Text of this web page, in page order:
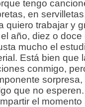
tengo
en
quiero trabajar y
año, diez o
mucho el
Está bien que
conmigo,
que no
el momento